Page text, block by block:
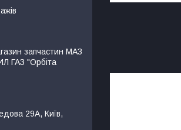
запчастин МАЗ
ГАЗ "Орбіта
29А, Київ,